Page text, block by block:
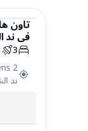
تاون
تاون
فيند
3
2
ند